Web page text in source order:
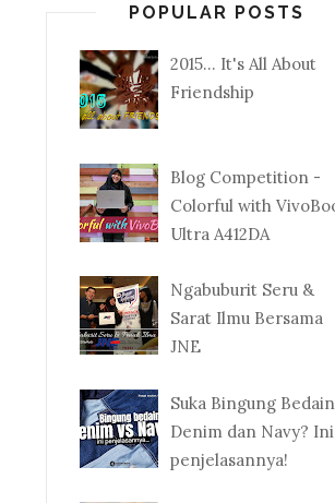
POPULAR POSTS
2015... It's All About
Friendship
Blog Competition -
Colorful with
Ultra A412DA
Ngabuburit Seru &
Sarat Ilmu Bersama
JNE
Suka Bingung Bedain
Denim dan Navy? Ini
penjelasannya!